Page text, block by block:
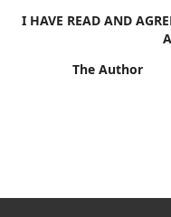
I HAVE READ AND
The